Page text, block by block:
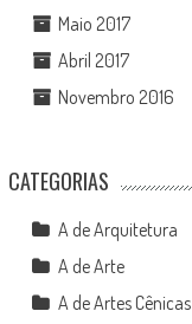
Maio 2017
Abril 2017
Novembro 2016
CATEGORIAS
A de Arquitetura
A de Arte
A de Artes Cênicas